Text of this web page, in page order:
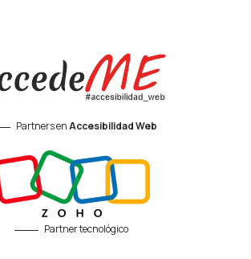
Partners enAccesibilidad Web
Partner tecnológico